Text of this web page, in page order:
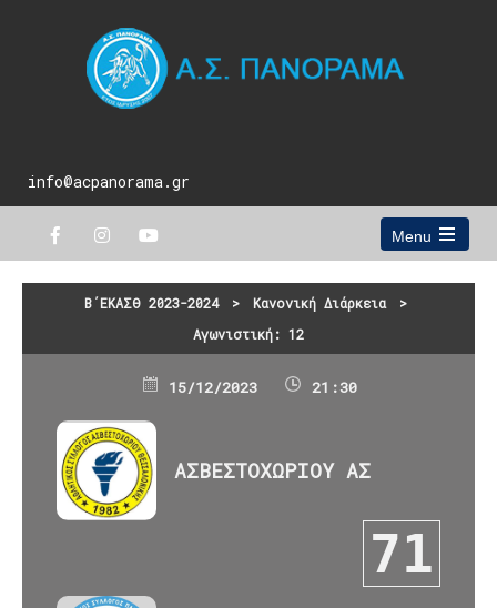
info@acpanorama.gr
Menu
Open
main
Β΄ΕΚΑΣΘ 2023-2024 > Κανονική Διάρκεια
>
Αγωνιστική: 12
15/12/2023 21:30
ΑΣΒΕΣΤΟΧΩΡΙΟΥ ΑΣ
71